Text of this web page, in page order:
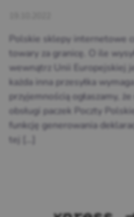
Polskie sklepy internetowe
towary za granicę. O ile
wewnątrz Unii Europejskiej
każda inna przesyłka
przyjemnością ogłaszamy,
obsługi paczek Poczty
funkcję generowania
tej […]